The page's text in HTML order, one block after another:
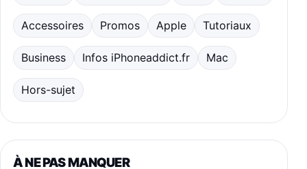
Accessoires Promos Apple Tutoriaux
Business Infos iPhoneaddict.fr Mac
Hors-sujet
À NE PAS MANQUER